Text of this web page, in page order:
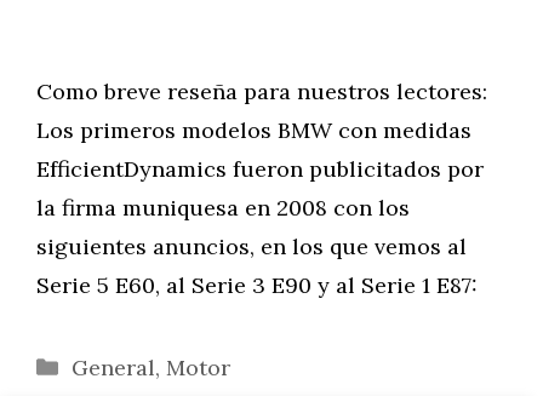
Como breve reseña para nuestros lectores:
Los primeros modelos BMW con medidas
EfficientDynamics fueron publicitados por
la firma muniquesa en 2008 con los
siguientes anuncios, en los que vemos al
Serie 5 E60, al Serie 3 E90 y al Serie 1 E87:
Categorías
General, Motor